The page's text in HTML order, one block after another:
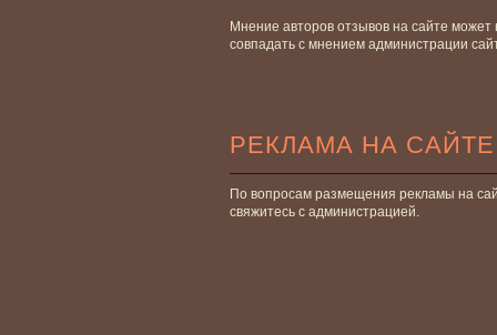
Мнение авторов отзывов на сайте может
совпадать с мнением администрации
РЕКЛАМА НА САЙТЕ
По вопросам размещения рекламы на
свяжитесь с администрацией.